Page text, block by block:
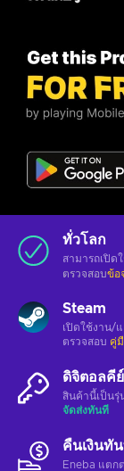
ทั่วโลก
สามารถเปิด
ตรวจสอบข้อ
Steam
เปิดใช้งาน/
ตรวจสอบ คู่
ดิจิตอลคีย์
สินค้านี้เป็นรุ่
จัดส่งทันที
คืนเงินทั
Eneba แตก